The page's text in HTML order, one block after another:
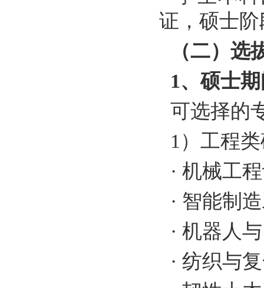
证，硕士
（二）
1、硕士
可选择的
1 ）工程
· 机械工
· 智能制
· 机器人
· 纺织与